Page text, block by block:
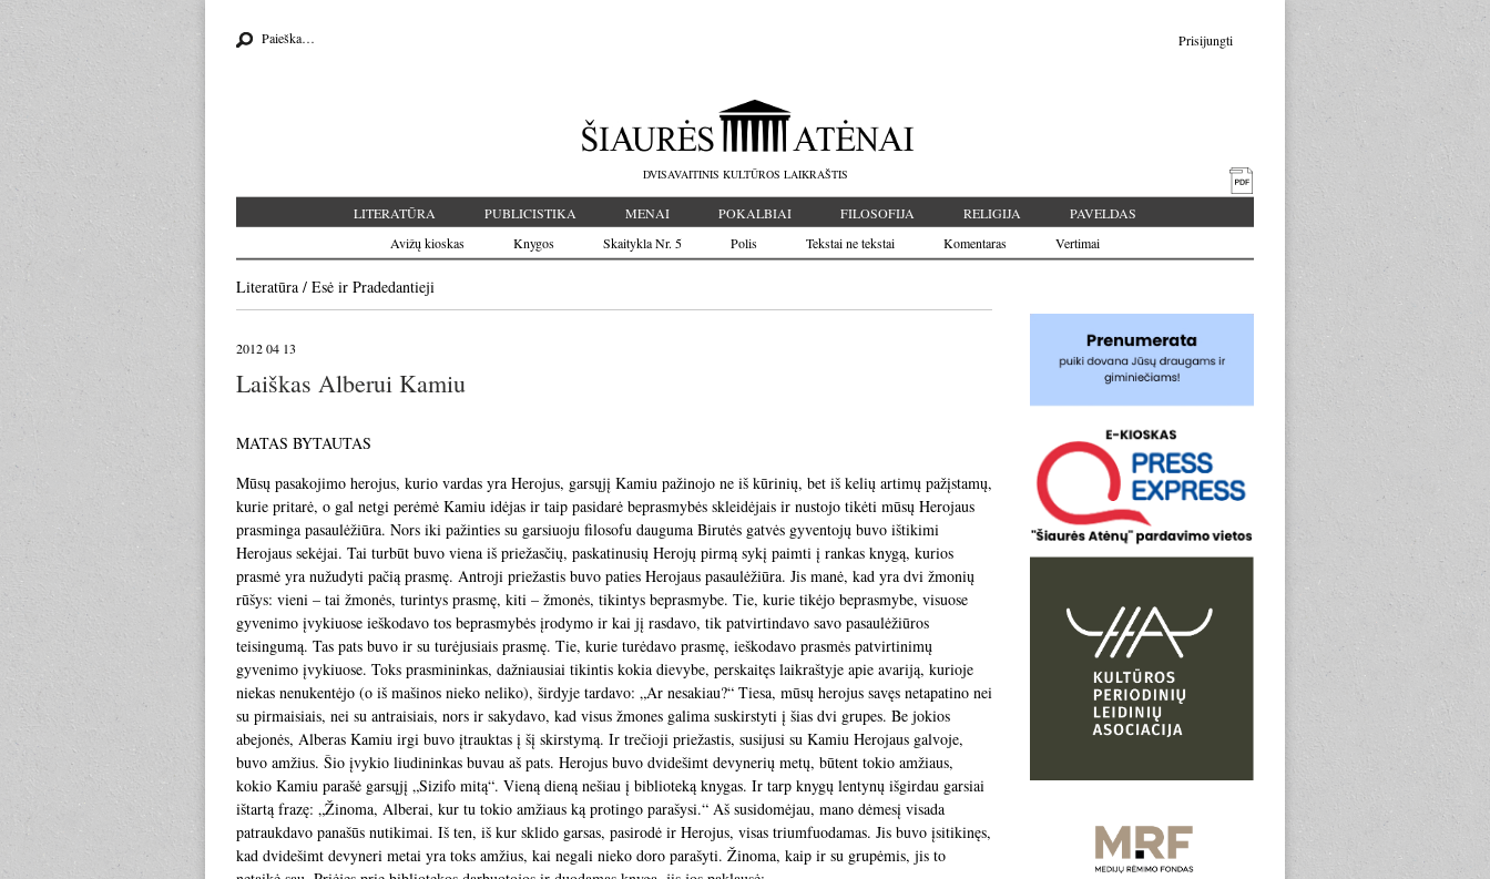
Prisijungti
Search for:
DVISAVAITINIS KULTŪROS LAIKRAŠTIS
LITERATŪRA PUBLICISTIKA MENAI POKALBIAI FILOSOFIJA RELIGIJA
PAVELDAS
Avižų kioskas
Knygos Skaitykla Nr. 5 Polis Tekstai ne tekstai Komentaras Vertimai
Literatūra / Esė ir Pradedantieji
2012 04 13
Laiškas Alberui Kamiu
MATAS BYTAUTAS
Mūsų pasakojimo herojus, kurio vardas yra Herojus, garsųjį Kamiu pažinojo ne iš kūrinių, bet iš kelių artimų pažįstamų,
kurie pritarė, o gal netgi perėmė Kamiu idėjas ir taip pasidarė beprasmybės skleidėjais ir nustojo tikėti mūsų Herojaus
prasminga pasaulėžiūra. Nors iki pažinties su garsiuoju filosofu dauguma Birutės gatvės gyventojų buvo ištikimi
Herojaus sekėjai. Tai turbūt buvo viena iš priežasčių, paskatinusių Herojų pirmą sykį paimti į rankas knygą, kurios
prasmė yra nužudyti pačią prasmę. Antroji priežastis buvo paties Herojaus pasaulėžiūra. Jis manė, kad yra dvi žmonių
rūšys: vieni – tai žmonės, turintys prasmę, kiti – žmonės, tikintys beprasmybe. Tie, kurie tikėjo beprasmybe, visuose
gyvenimo įvykiuose ieškodavo tos beprasmybės įrodymo ir kai jį rasdavo, tik patvirtindavo savo pasaulėžiūros
teisingumą. Tas pats buvo ir su turėjusiais prasmę. Tie, kurie turėdavo prasmę, ieškodavo prasmės patvirtinimų
gyvenimo įvykiuose. Toks prasmininkas, dažniausiai tikintis kokia dievybe, perskaitęs laikraštyje apie avariją, kurioje
niekas nenukentėjo (o iš mašinos nieko neliko), širdyje tardavo: „Ar nesakiau?“ Tiesa, mūsų herojus savęs netapatino nei
su pirmaisiais, nei su antraisiais, nors ir sakydavo, kad visus žmones galima suskirstyti į šias dvi grupes. Be jokios
abejonės, Alberas Kamiu irgi buvo įtrauktas į šį skirstymą. Ir trečioji priežastis, susijusi su Kamiu Herojaus galvoje,
buvo amžius. Šio įvykio liudininkas buvau aš pats. Herojus buvo dvidešimt devynerių metų, būtent tokio amžiaus,
kokio Kamiu parašė garsųjį „Sizifo mitą“. Vieną dieną nešiau į biblioteką knygas. Ir tarp knygų lentynų išgirdau garsiai
ištartą frazę: „Žinoma, Alberai, kur tu tokio amžiaus ką protingo parašysi.“ Aš susidomėjau, mano dėmesį visada
patraukdavo panašūs nutikimai. Iš ten, iš kur sklido garsas, pasirodė ir Herojus, visas triumfuodamas. Jis buvo įsitikinęs,
kad dvidešimt devyneri metai yra toks amžius, kai negali nieko doro parašyti. Žinoma, kaip ir su grupėmis, jis to